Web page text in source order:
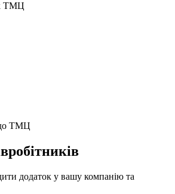
ТМЦ
ТМЦ
додаток у вашу компанію та